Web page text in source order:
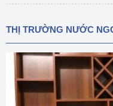
THỊ TRƯỜNG NƯỚC